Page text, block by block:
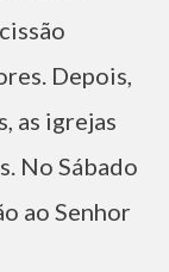
Depois,
as igrejas
No Sábado
ao Senhor